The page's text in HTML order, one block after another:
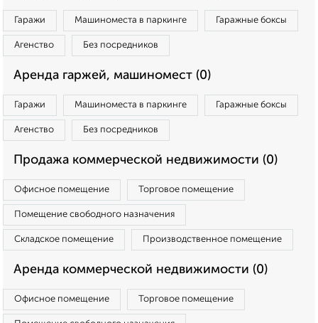
Гаражи Машиноместа в паркинге Гаражные боксы
Агенство Без посредников
Аренда гаржей, машиномест (0)
Гаражи Машиноместа в паркинге Гаражные боксы
Агенство Без посредников
Продажа коммерческой недвижимости (0)
Офисное помещение Торговое помещение
Помещение свободного назначения
Складское помещение Производственное помещение
Аренда коммерческой недвижимости (0)
Офисное помещение Торговое помещение